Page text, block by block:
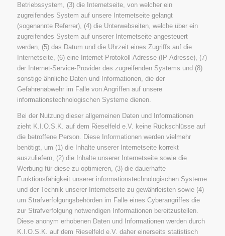
Betriebssystem, (3) die Internetseite, von welcher ein
zugreifendes System auf unsere Internetseite gelangt
(sogenannte Referrer), (4) die Unterwebseiten, welche über ein
zugreifendes System auf unserer Internetseite angesteuert
werden, (5) das Datum und die Uhrzeit eines Zugriffs auf die
Internetseite, (6) eine Internet-Protokoll-Adresse (IP-Adresse), (7)
der Internet-Service-Provider des zugreifenden Systems und (8)
sonstige ähnliche Daten und Informationen, die der
Gefahrenabwehr im Falle von Angriffen auf unsere
informationstechnologischen Systeme dienen.
Bei der Nutzung dieser allgemeinen Daten und Informationen
zieht K.I.O.S.K. auf dem Rieselfeld e.V. keine Rückschlüsse auf
die betroffene Person. Diese Informationen werden vielmehr
benötigt, um (1) die Inhalte unserer Internetseite korrekt
auszuliefern, (2) die Inhalte unserer Internetseite sowie die
Werbung für diese zu optimieren, (3) die dauerhafte
Funktionsfähigkeit unserer informationstechnologischen Systeme
und der Technik unserer Internetseite zu gewährleisten sowie (4)
um Strafverfolgungsbehörden im Falle eines Cyberangriffes die
zur Strafverfolgung notwendigen Informationen bereitzustellen.
Diese anonym erhobenen Daten und Informationen werden durch
K.I.O.S.K. auf dem Rieselfeld e.V. daher einerseits statistisch